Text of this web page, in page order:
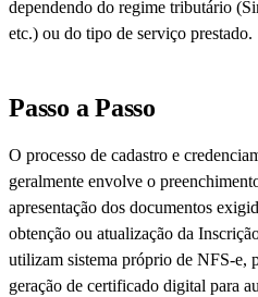
dependendo do regime tributário
etc.) ou do tipo de serviço prestado.
Passo a Passo
O processo de cadastro e
geralmente envolve o
apresentação dos documentos
obtenção ou atualização da
utilizam sistema próprio de NFS-e,
geração de certificado digital para